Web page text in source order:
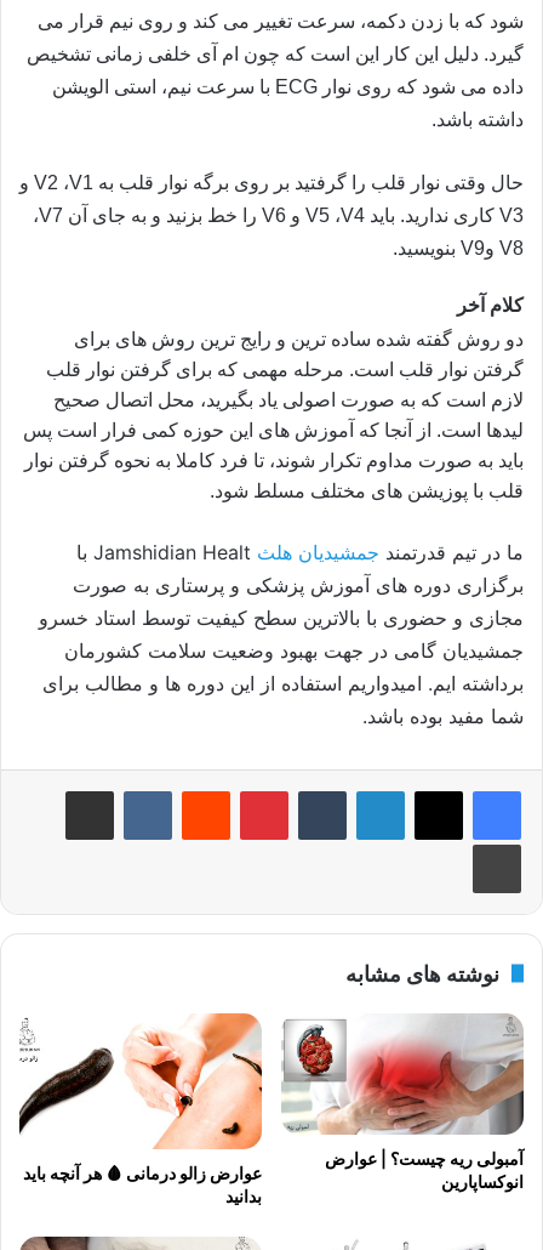
شود که با زدن دکمه، سرعت تغییر می کند و روی نیم قرار می
گیرد. دلیل این کار این است که چون ام آی خلفی زمانی تشخیص
داده می شود که روی نوار ECG با سرعت نیم، استی الویشن
داشته باشد.
حال وقتی نوار قلب را گرفتید بر روی برگه نوار قلب به V1، V2 و
V3 کاری ندارید. باید V4، V5 و V6 را خط بزنید و به جای آن V7،
V8 وV9 بنویسید.
کلام آخر
دو روش گفته شده ساده ترین و رایج ترین روش های برای
گرفتن نوار قلب است. مرحله مهمی که برای گرفتن نوار قلب
لازم است که به صورت اصولی یاد بگیرید، محل اتصال صحیح
لیدها است. از آنجا که آموزش های این حوزه کمی فرار است پس
باید به صورت مداوم تکرار شوند، تا فرد کاملا به نحوه گرفتن نوار
قلب با پوزیشن های مختلف مسلط شود.
ما در تیم قدرتمند جمشیدیان هلث
Jamshidian Healt با
برگزاری دوره های آموزش پزشکی و پرستاری به صورت
مجازی و حضوری با بالاترین سطح کیفیت توسط استاد خسرو
جمشیدیان گامی در جهت بهبود وضعیت سلامت کشورمان
برداشته ایم. امیدواریم استفاده از این دوره ها و مطالب برای
شما مفید بوده باشد.
لینکدین ‫پین‌ترست ‫رددیت
چاپ
نوشته های مشابه
آمبولی ریه چیست؟ | عوارض
انوکساپارین
عوارض زالو درمانی 🩸 هر آنچه باید
بدانید